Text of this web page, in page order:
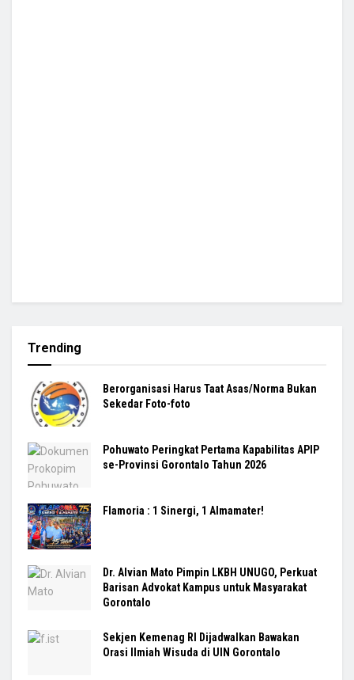
Trending
Berorganisasi Harus Taat Asas/Norma Bukan
Sekedar Foto-foto
Pohuwato Peringkat Pertama Kapabilitas APIP
se-Provinsi Gorontalo Tahun 2026
Flamoria : 1 Sinergi, 1 Almamater!
Dr. Alvian Mato Pimpin LKBH UNUGO, Perkuat
Barisan Advokat Kampus untuk Masyarakat
Gorontalo
Sekjen Kemenag RI Dijadwalkan Bawakan
Orasi Ilmiah Wisuda di UIN Gorontalo